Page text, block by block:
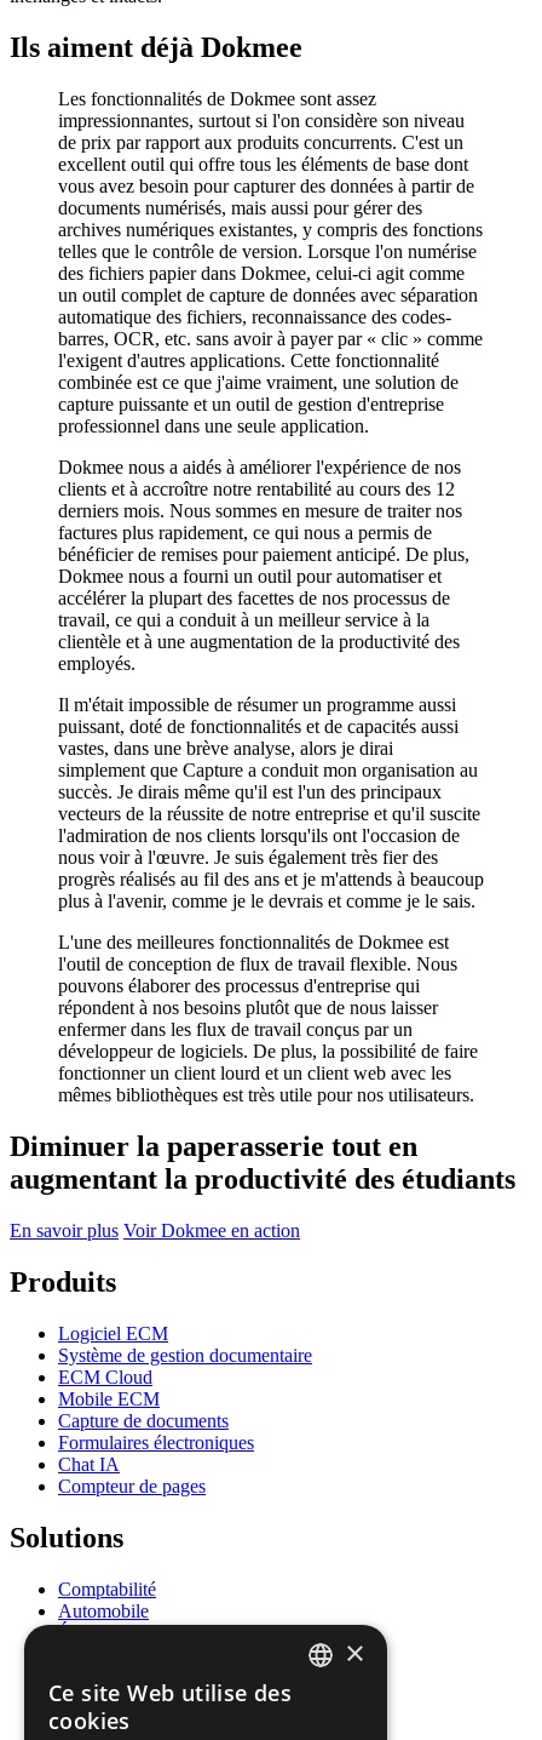
Ils aiment déjà Dokmee
Les fonctionnalités de Dokmee sont assez
impressionnantes, surtout si l'on considère son niveau
de prix par rapport aux produits concurrents. C'est un
excellent outil qui offre tous les éléments de base dont
vous avez besoin pour capturer des données à partir de
documents numérisés, mais aussi pour gérer des
archives numériques existantes, y compris des fonctions
telles que le contrôle de version. Lorsque l'on numérise
des fichiers papier dans Dokmee, celui-ci agit comme
un outil complet de capture de données avec séparation
automatique des fichiers, reconnaissance des codes-
barres, OCR, etc. sans avoir à payer par « clic » comme
l'exigent d'autres applications. Cette fonctionnalité
combinée est ce que j'aime vraiment, une solution de
capture puissante et un outil de gestion d'entreprise
professionnel dans une seule application.
Dokmee nous a aidés à améliorer l'expérience de nos
clients et à accroître notre rentabilité au cours des 12
derniers mois. Nous sommes en mesure de traiter nos
factures plus rapidement, ce qui nous a permis de
bénéficier de remises pour paiement anticipé. De plus,
Dokmee nous a fourni un outil pour automatiser et
accélérer la plupart des facettes de nos processus de
travail, ce qui a conduit à un meilleur service à la
clientèle et à une augmentation de la productivité des
employés.
Il m'était impossible de résumer un programme aussi
puissant, doté de fonctionnalités et de capacités aussi
vastes, dans une brève analyse, alors je dirai
simplement que Capture a conduit mon organisation au
succès. Je dirais même qu'il est l'un des principaux
vecteurs de la réussite de notre entreprise et qu'il suscite
l'admiration de nos clients lorsqu'ils ont l'occasion de
nous voir à l'œuvre. Je suis également très fier des
progrès réalisés au fil des ans et je m'attends à beaucoup
plus à l'avenir, comme je le devrais et comme je le sais.
L'une des meilleures fonctionnalités de Dokmee est
l'outil de conception de flux de travail flexible. Nous
pouvons élaborer des processus d'entreprise qui
répondent à nos besoins plutôt que de nous laisser
enfermer dans les flux de travail conçus par un
développeur de logiciels. De plus, la possibilité de faire
fonctionner un client lourd et un client web avec les
mêmes bibliothèques est très utile pour nos utilisateurs.
Diminuer la paperasserie tout en
augmentant la productivité des étudiants
En savoir plus Voir Dokmee en action
Produits
Logiciel ECM
Système de gestion documentaire
ECM Cloud
Mobile ECM
Capture de documents
Formulaires électroniques
Chat IA
Compteur de pages
Solutions
Comptabilité
Automobile
Santé
Ressources humaines
ENGLISH
×
Ce site Web utilise des
cookies